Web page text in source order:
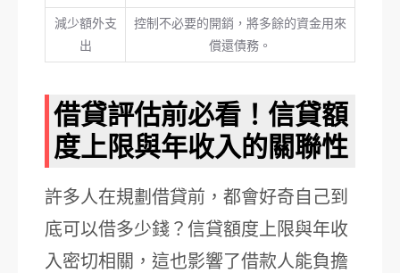
減少額外支
出
控制不必要的開銷，將多餘的資金用來
償還債務。
借貸評估前必看！信貸額
度上限與年收入的關聯性
許多人在規劃借貸前，都會好奇自己到
底可以借多少錢？信貸額度上限與年收
入密切相關，這也影響了借款人能負擔